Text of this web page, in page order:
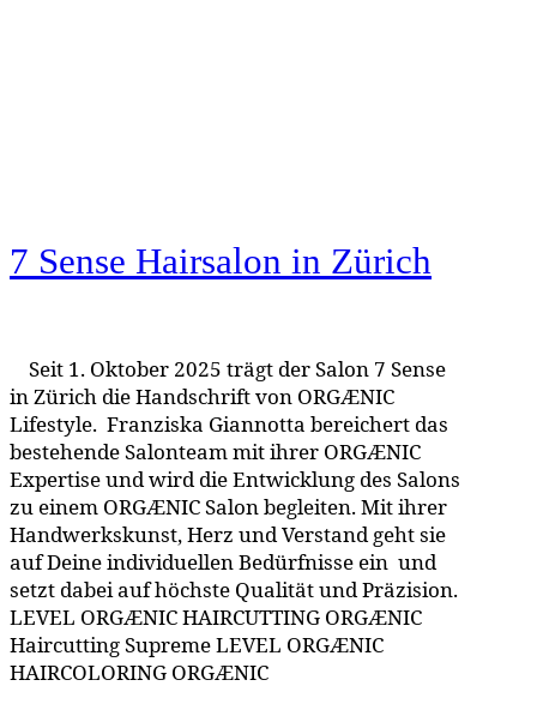
7 Sense Hairsalon in Zürich
Seit 1. Oktober 2025 trägt der Salon 7 Sense
in Zürich die Handschrift von ORGÆNIC
Lifestyle. Franziska Giannotta bereichert das
bestehende Salonteam mit ihrer ORGÆNIC
Expertise und wird die Entwicklung des Salons
zu einem ORGÆNIC Salon begleiten. Mit ihrer
Handwerkskunst, Herz und Verstand geht sie
auf Deine individuellen Bedürfnisse ein und
setzt dabei auf höchste Qualität und Präzision.
LEVEL ORGÆNIC HAIRCUTTING ORGÆNIC
Haircutting Supreme LEVEL ORGÆNIC
HAIRCOLORING ORGÆNIC